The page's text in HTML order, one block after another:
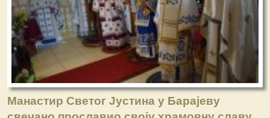
Манастир Светог Јустина у Барајеву